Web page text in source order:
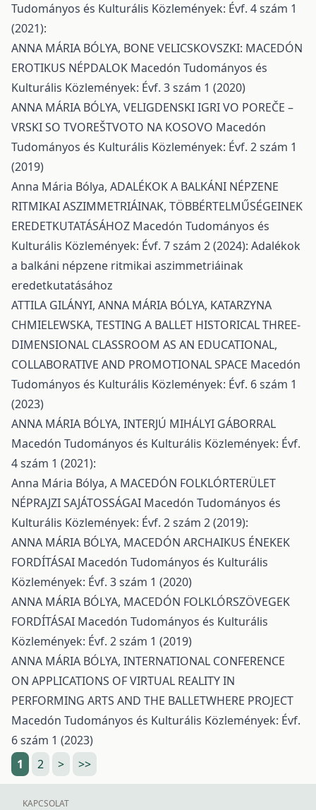
Tudományos és Kulturális Közlemények: Évf. 4 szám 1
(2021):
ANNA MÁRIA BÓLYA, BONE VELICSKOVSZKI: MACEDÓN
EROTIKUS NÉPDALOK Macedón Tudományos és
Kulturális Közlemények: Évf. 3 szám 1 (2020)
ANNA MÁRIA BÓLYA, VELIGDENSKI IGRI VO POREČE –
VRSKI SO TVOREŠTVOTO NA KOSOVO Macedón
Tudományos és Kulturális Közlemények: Évf. 2 szám 1
(2019)
Anna Mária Bólya, ADALÉKOK A BALKÁNI NÉPZENE
RITMIKAI ASZIMMETRIÁINAK, TÖBBÉRTELMŰSÉGEINEK
EREDETKUTATÁSÁHOZ Macedón Tudományos és
Kulturális Közlemények: Évf. 7 szám 2 (2024): Adalékok
a balkáni népzene ritmikai aszimmetriáinak
eredetkutatásához
ATTILA GILÁNYI, ANNA MÁRIA BÓLYA, KATARZYNA
CHMIELEWSKA, TESTING A BALLET HISTORICAL THREE-
DIMENSIONAL CLASSROOM AS AN EDUCATIONAL,
COLLABORATIVE AND PROMOTIONAL SPACE Macedón
Tudományos és Kulturális Közlemények: Évf. 6 szám 1
(2023)
ANNA MÁRIA BÓLYA, INTERJÚ MIHÁLYI GÁBORRAL
Macedón Tudományos és Kulturális Közlemények: Évf.
4 szám 1 (2021):
Anna Mária Bólya, A MACEDÓN FOLKLÓRTERÜLET
NÉPRAJZI SAJÁTOSSÁGAI Macedón Tudományos és
Kulturális Közlemények: Évf. 2 szám 2 (2019):
ANNA MÁRIA BÓLYA, MACEDÓN ARCHAIKUS ÉNEKEK
FORDÍTÁSAI Macedón Tudományos és Kulturális
Közlemények: Évf. 3 szám 1 (2020)
ANNA MÁRIA BÓLYA, MACEDÓN FOLKLÓRSZÖVEGEK
FORDÍTÁSAI Macedón Tudományos és Kulturális
Közlemények: Évf. 2 szám 1 (2019)
ANNA MÁRIA BÓLYA, INTERNATIONAL CONFERENCE
ON APPLICATIONS OF VIRTUAL REALITY IN
PERFORMING ARTS AND THE BALLETWHERE PROJECT
Macedón Tudományos és Kulturális Közlemények: Évf.
6 szám 1 (2023)
1
2 > >>
KAPCSOLAT